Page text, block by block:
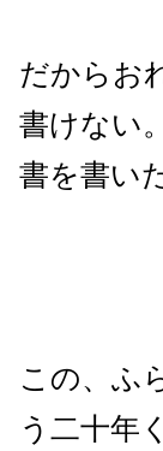
だからお
書けない
書を書い
この、ふ
う二十年